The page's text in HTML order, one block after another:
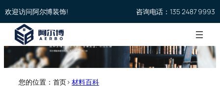
欢迎访问阿尔博装饰! 咨询电话：135 2487 9993
您的位置：首页>材料百科